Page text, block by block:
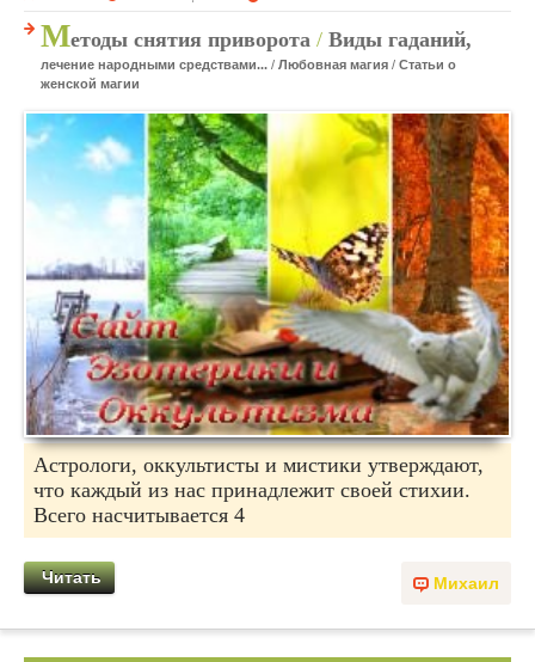
Методы снятия приворота / Виды гаданий,
лечение народными средствами... / Любовная магия / Статьи о
женской магии
Астрологи, оккультисты и мистики утверждают,
что каждый из нас принадлежит своей стихии.
Всего насчитывается 4
Михаил
Читать